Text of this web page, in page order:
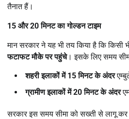
तैनात हैं।
15 और20मिनट का गोल्डन टाइम
मान सरकार ने यह भी तय किया है कि किसी
फटाफट मौके पर पहुंचे। इसके लिए समय
शहरी इलाकों में15मिनट के अंदर
ग्रामीण इलाकों में20मिनट के अंदर
सरकार इस समय सीमा को सख्ती से लागू कर